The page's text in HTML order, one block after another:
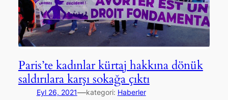
Paris’te kadınlar kürtaj hakkına dönük
saldırılara karşı sokağa çıktı
Eyl 26, 2021—kategori: Haberler